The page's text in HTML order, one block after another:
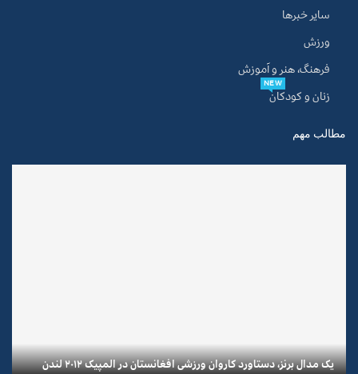
سایر خبرها
ورزش
فرهنگ، هنر و آموزش
زنان و کودکان
NEW
مطالب مهم
یک مدال برنز، دستاورد کاروان ورزشی افغانستان در المپیک ۲۰۱۲ لندن